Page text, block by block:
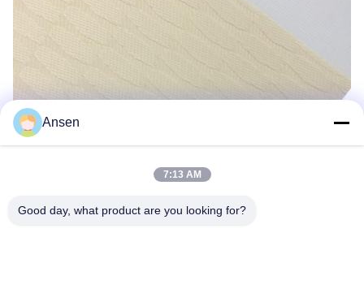
Ansen
7:13 AM
Good day, what product are you looking for?